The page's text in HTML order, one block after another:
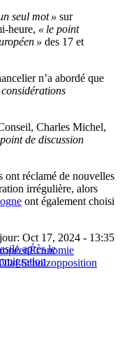
seul mot » sur
heure, « le point
» des 17 et
n’a abordé que
Charles Michel,
de discussion
ont réclamé de nouvelles
irrégulière, alors
ont également choisi
après le
Oct 17, 2024 - 13:35
Économie
Scholzopposition